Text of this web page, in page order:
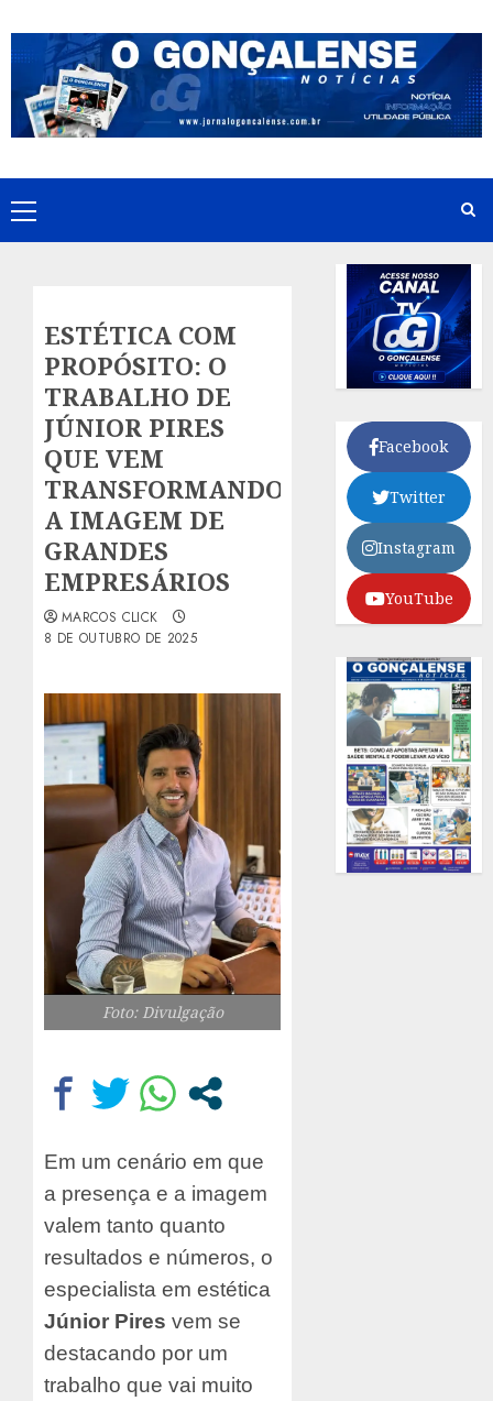
to
content
Primary
Menu
ESTÉTICA COM
PROPÓSITO: O
TRABALHO DE
JÚNIOR PIRES
QUE VEM
TRANSFORMANDO
A IMAGEM DE
GRANDES
EMPRESÁRIOS
MARCOS CLICK
8 DE OUTUBRO DE 2025
Foto: Divulgação
Em um cenário em que
a presença e a imagem
valem tanto quanto
resultados e números, o
especialista em estética
Júnior Pires vem se
destacando por um
trabalho que vai muito
Facebook
Twitter
Instagram
YouTube